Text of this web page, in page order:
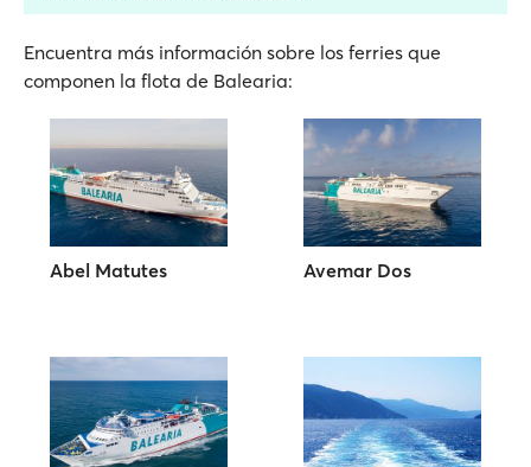
Encuentra más información sobre los ferries que
componen la flota de Balearia:
Abel Matutes Avemar Dos